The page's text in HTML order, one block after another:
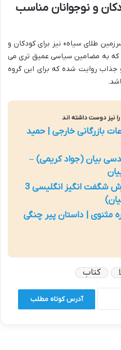
و نوجوانان مناسب
طلای سیاه» نیز برای کودکان و
که به مضامین سیاسی عمیق تری می
جذاب روایت شده که برای این گروه
نیز دوست داشته اند
بازرگانی خارجی | حمید
بیان (جواد کریمی) –
خلاصه کتاب آموزش شگفت انگیز انگلیسی 3
مثنوی | داستان پیر چنگی
کتاب
آدرس کوتاه مطلب